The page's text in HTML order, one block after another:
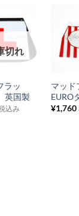
お
気
入
り
切れ
ラッ
国製
込み
マッ
EURO
¥1,760